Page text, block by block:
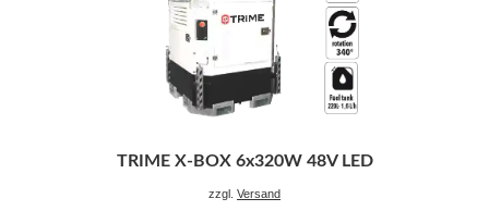
TRIME X-BOX 6x320W 48V LED
zzgl. Versand